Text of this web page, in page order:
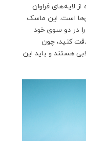
لایه‌های فراوان
است. این ماسک
را در دو سوی خود
کنید، چون
هستند و باید این